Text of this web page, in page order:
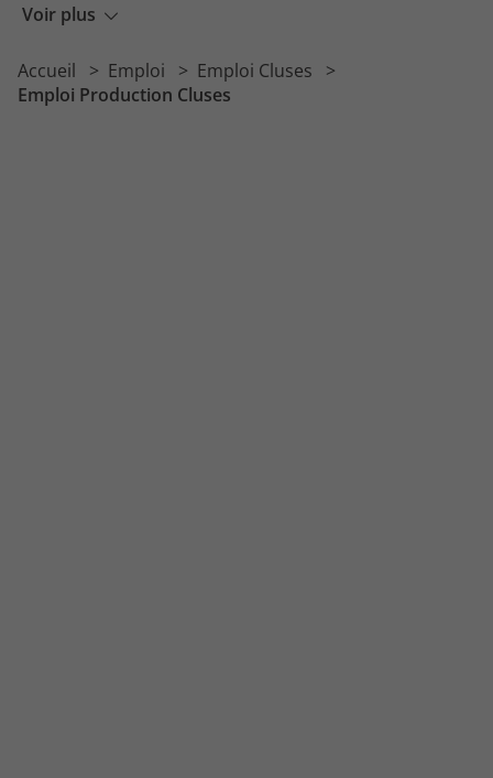
Voir plus
Emploi Informatique Cluses
Emploi Transport Cluses
Accueil Emploi
Emploi Cluses
Emploi Production Cluses